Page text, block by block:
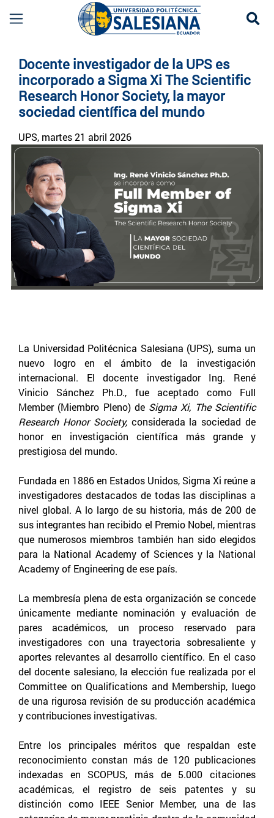
Docente investigador de la UPS es
incorporado a Sigma Xi The Scientific
Research Honor Society, la mayor
sociedad científica del mundo
UPS, martes 21 abril 2026
La Universidad Politécnica Salesiana (UPS), suma un
nuevo logro en el ámbito de la investigación
internacional. El docente investigador Ing. René
Vinicio Sánchez Ph.D., fue aceptado como Full
Member (Miembro Pleno) de Sigma Xi, The Scientific
Research Honor Society,considerada la sociedad de
honor en investigación científica más grande y
prestigiosa del mundo.
Fundada en 1886 en Estados Unidos, Sigma Xi reúne a
investigadores destacados de todas las disciplinas a
nivel global. A lo largo de su historia, más de 200 de
sus integrantes han recibido el Premio Nobel, mientras
que numerosos miembros también han sido elegidos
para la National Academy of Sciences y la National
Academy of Engineering de ese país.
La membresía plena de esta organización se concede
únicamente mediante nominación y evaluación de
pares académicos, un proceso reservado para
investigadores con una trayectoria sobresaliente y
aportes relevantes al desarrollo científico. En el caso
del docente salesiano, la elección fue realizada por el
Committee on Qualifications and Membership, luego
de una rigurosa revisión de su producción académica
y contribuciones investigativas.
Entre los principales méritos que respaldan este
reconocimiento constan más de 120 publicaciones
indexadas en SCOPUS, más de 5.000 citaciones
académicas, el registro de seis patentes y su
distinción como IEEE Senior Member, una de las